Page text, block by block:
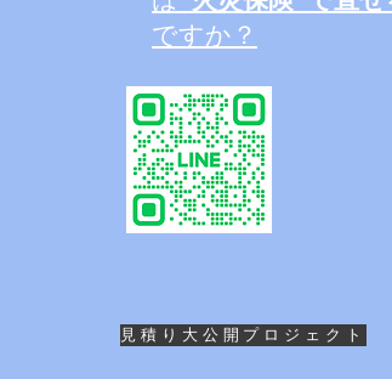
ですか？
見積り大公開プロジェクト